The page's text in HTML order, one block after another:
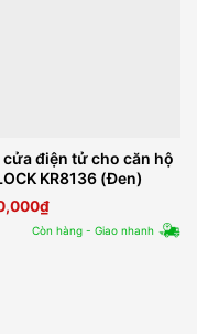
cửa điện tử cho căn hộ
KR8136 (Đen)
₫
Còn hàng - Giao nhanh